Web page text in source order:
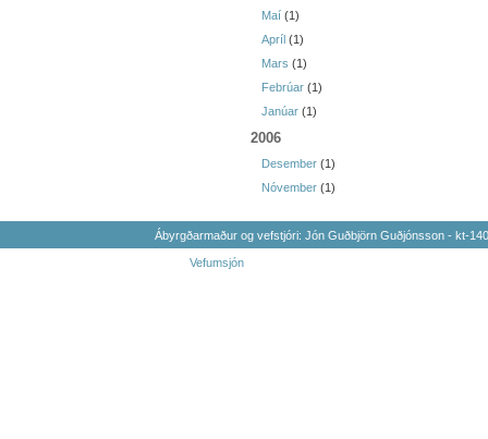
Maí (1)
Apríl (1)
Mars (1)
Febrúar (1)
Janúar (1)
2006
Desember (1)
Nóvember (1)
Ábyrgðarmaður og vefstjóri: Jón Guðbjörn Guðjónsson - kt-
Vefumsjón